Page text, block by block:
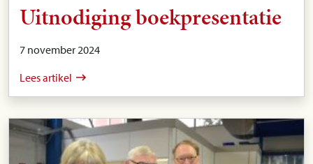
Uitnodiging boekpresentatie
7 november 2024
Lees artikel